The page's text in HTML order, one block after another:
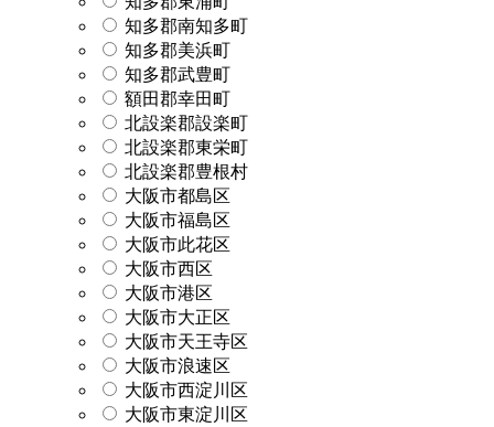
知多郡南知多町
知多郡美浜町
知多郡武豊町
額田郡幸田町
北設楽郡設楽町
北設楽郡東栄町
北設楽郡豊根村
大阪市都島区
大阪市福島区
大阪市此花区
大阪市西区
大阪市港区
大阪市大正区
大阪市天王寺区
大阪市浪速区
大阪市西淀川区
大阪市東淀川区